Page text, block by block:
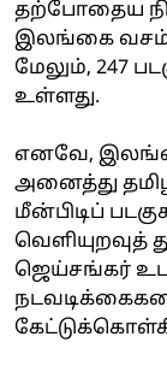
தற்போதைய
இலங்கை வசம்
மேலும், 247
உள்ளது.
எனவே,
அனைத்து
மீன்பிடிப்
வெளியுறவுத்
ஜெய்சங்கர்